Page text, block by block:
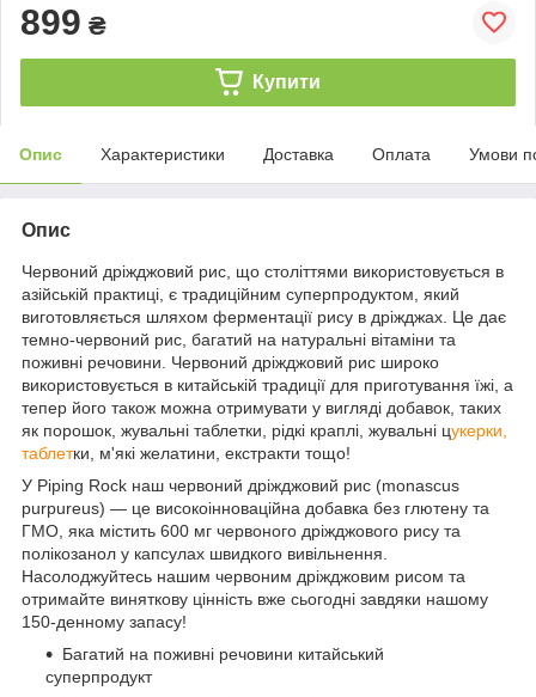
899 ₴
Купити
Опис Характеристики Доставка Оплата Умови
Опис
Червоний дріжджовий рис, що століттями використовується в
азійській практиці, є традиційним суперпродуктом, який
виготовляється шляхом ферментації рису в дріжджах. Це дає
темно-червоний рис, багатий на натуральні вітаміни та
поживні речовини. Червоний дріжджовий рис широко
використовується в китайській традиції для приготування їжі, а
тепер його також можна отримувати у вигляді добавок, таких
як порошок, жувальні таблетки, рідкі краплі, жувальні цукерки,
таблетки, м'які желатини, екстракти тощо!
У Piping Rock наш червоний дріжджовий рис (monascus
purpureus) — це високоінноваційна добавка без глютену та
ГМО, яка містить 600 мг червоного дріжджового рису та
полікозанол у капсулах швидкого вивільнення.
Насолоджуйтесь нашим червоним дріжджовим рисом та
отримайте виняткову цінність вже сьогодні завдяки нашому
150-денному запасу!
Багатий на поживні речовини китайський
суперпродукт